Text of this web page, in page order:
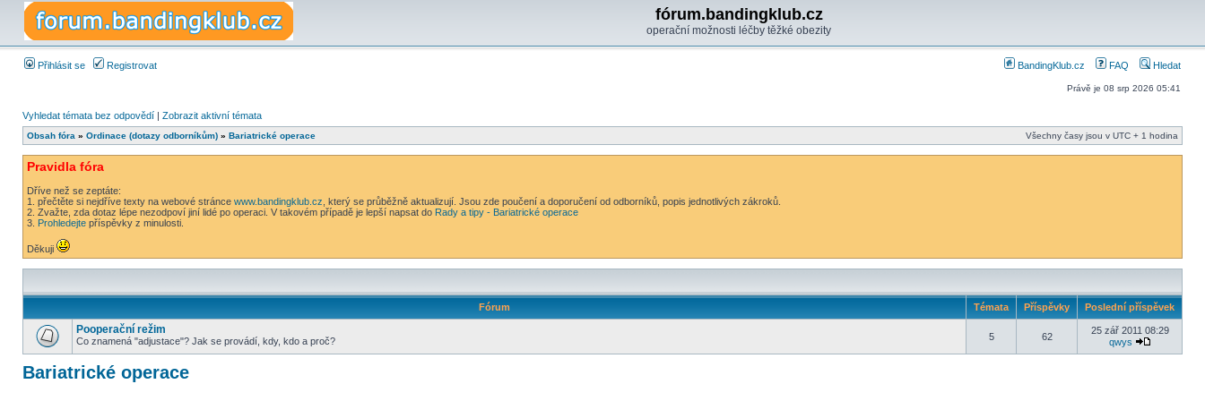
fórum.bandingklub.cz
operační možnosti léčby těžké obezity
Přihlásit se Registrovat BandingKlub.cz FAQ Hledat
Právě je 08 srp 2026 05:41
Vyhledat témata bez odpovědí | Zobrazit aktivní témata
Obsah fóra » Ordinace (dotazy odborníkům) » Bariatrické operace Všechny časy jsou v UTC + 1 hodina
Pravidla fóra
Dříve než se zeptáte:
1. přečtěte si nejdříve texty na webové stránce www.bandingklub.cz , který se průběžně aktualizují. Jsou zde poučení a doporučení od odborníků, popis jednotlivých zákroků.
2. Zvažte, zda dotaz lépe nezodpoví jiní lidé po operaci. V takovém případě je lepší napsat do Rady a tipy - Bariatrické operace
3. Prohledejte příspěvky z minulosti.
Děkuji
Fórum Témata Příspěvky Poslední příspěvek
Pooperační režim
Co znamená "adjustace"? Jak se provádí, kdy, kdo a proč? 5 62
25 zář 2011 08:29
qwys
Bariatrické operace